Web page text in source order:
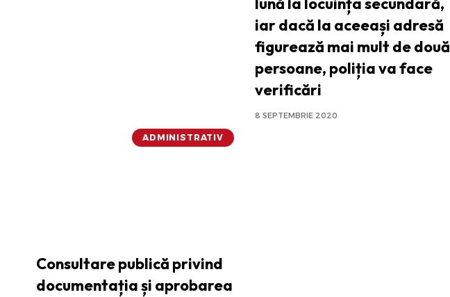
iar dacă la aceeași adresă
figurează mai mult de două
persoane, poliția va face
verificări
8 SEPTEMBRIE 2020
ADMINISTRATIV
Consultare publică privind
documentația și aprobarea